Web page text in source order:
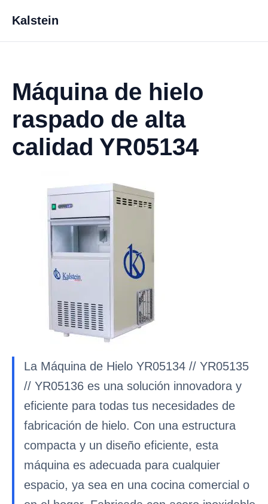
Kalstein
Máquina de hielo
raspado de alta
calidad YR05134
La Máquina de Hielo YR05134 // YR05135
// YR05136 es una solución innovadora y
eficiente para todas tus necesidades de
fabricación de hielo. Con una estructura
compacta y un diseño eficiente, esta
máquina es adecuada para cualquier
espacio, ya sea en una cocina comercial o